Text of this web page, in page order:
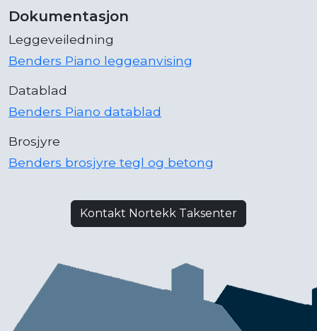
Dokumentasjon
Leggeveiledning
Benders Piano leggeanvising
Datablad
Benders Piano datablad
Brosjyre
Benders brosjyre tegl og betong
Kontakt Nortekk Taksenter